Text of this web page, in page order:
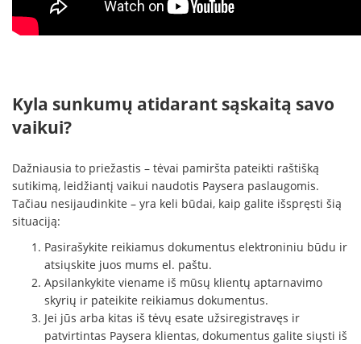
Kyla sunkumų atidarant sąskaitą savo
vaikui?
Dažniausia to priežastis – tėvai pamiršta pateikti raštišką
sutikimą, leidžiantį vaikui naudotis Paysera paslaugomis.
Tačiau nesijaudinkite – yra keli būdai, kaip galite išspręsti šią
situaciją:
Pasirašykite reikiamus dokumentus elektroniniu būdu ir
atsiųskite juos mums el. paštu.
Apsilankykite viename iš mūsų klientų aptarnavimo
skyrių ir pateikite reikiamus dokumentus.
Jei jūs arba kitas iš tėvų esate užsiregistravęs ir
patvirtintas Paysera klientas, dokumentus galite siųsti iš